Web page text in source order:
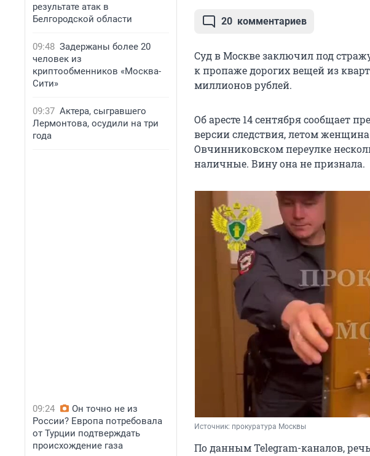
результате атак в
Белгородской области
09:48 Задержаны более 20
человек из
криптообменников «Москва-
Сити»
09:37 Актера, сыгравшего
Лермонтова, осудили на три
года
09:24
Он точно не из
России? Европа потребовала
от Турции подтверждать
происхождение газа
20 комментариев
Суд в Москве заключил под
к пропаже дорогих вещей из
миллионов рублей.
Об аресте 14 сентября сообщает
версии следствия, летом
Овчинниковском переулке
наличные. Вину она не признала.
Источник: прокуратура Москвы
По данным Telegram-каналов,